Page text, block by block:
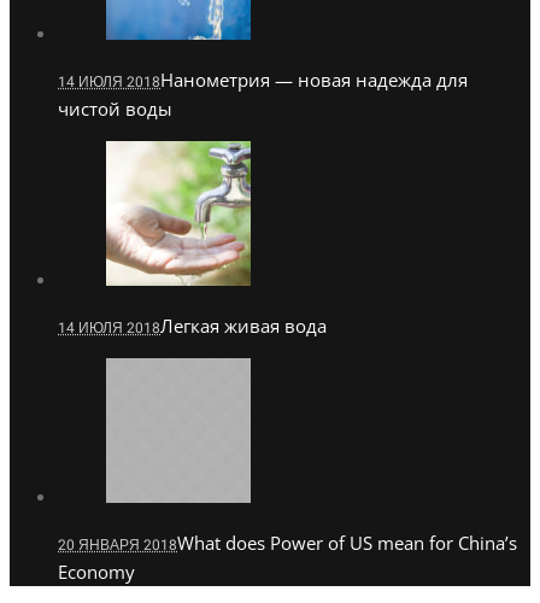
14 ИЮЛЯ 2018Нанометрия — новая надежда для
чистой воды
14 ИЮЛЯ 2018Легкая живая вода
20 ЯНВАРЯ 2018What does Power of US mean for China’s
Economy